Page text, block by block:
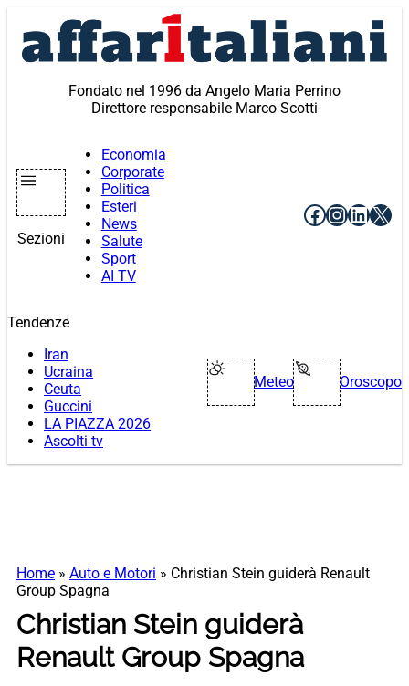
contenuto
Fondato nel 1996 da Angelo Maria Perrino
Direttore responsabile Marco Scotti
Sezioni
Economia
Corporate
Politica
Esteri
News
Salute
Sport
AI TV
Facebook
X
Tendenze
Iran
Ucraina
Ceuta
Guccini
LA PIAZZA 2026
Ascolti tv
Meteo Oroscopo
Home » Auto e Motori » Christian Stein guiderà Renault
Group Spagna
Christian Stein guiderà
Renault Group Spagna